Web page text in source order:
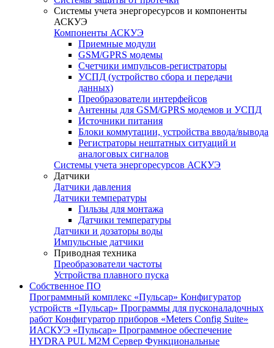
Системы учета энергоресурсов и компоненты
АСКУЭ
Компоненты АСКУЭ
Приемные модули
GSM/GPRS модемы
Счетчики импульсов-регистраторы
УСПД (устройство сбора и передачи
данных)
Преобразователи интерфейсов
Антенны для GSM/GPRS модемов и УСПД
Источники питания
Блоки коммутации, устройства ввода/вывода
Регистраторы нештатных ситуаций и
аналоговых сигналов
Системы учета энергоресурсов АСКУЭ
Датчики
Датчики давления
Датчики температуры
Гильзы для монтажа
Датчики температуры
Датчики и дозаторы воды
Импульсные датчики
Приводная техника
Преобразователи частоты
Устройства плавного пуска
Собственное ПО
Программный комплекс «Пульсар» Конфигуратор
устройств «Пульсар» Программы для пусконаладочных
работ Конфигуратор приборов «Meters Config Suite»
ИАСКУЭ «Пульсар» Программное обеспечение
HYDRA PUL M2M Сервер Функциональные